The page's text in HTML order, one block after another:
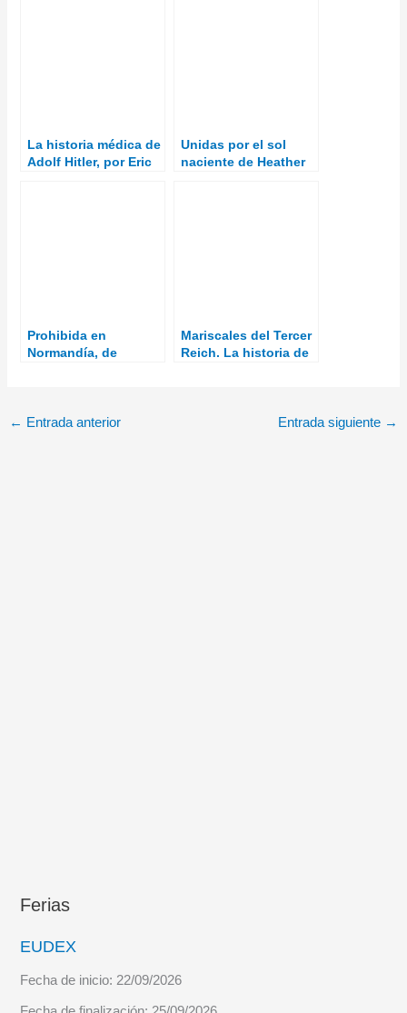
La historia médica de
Adolf Hitler, por Eric
Unidas por el sol
naciente de Heather
Prohibida en
Normandía, de
Mariscales del Tercer
Reich. La historia de
Rommel, Paulus, von
← Entrada anterior Entrada siguiente →
Ferias
EUDEX
Fecha de inicio: 22/09/2026